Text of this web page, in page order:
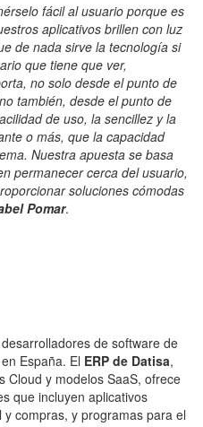
fácil al usuario porque es
aplicativos brillen con luz
de nada sirve la tecnología si
que tiene que ver,
no solo desde el punto de
también, desde el punto de
de uso, la sencillez y la
o más, que la capacidad
Nuestra apuesta se basa
permanecer cerca del usuario,
soluciones cómodas
Pomar.
de software de
España. El ERP de Datisa,
Cloud y modelos SaaS, ofrece
que incluyen aplicativos
compras, y programas para el